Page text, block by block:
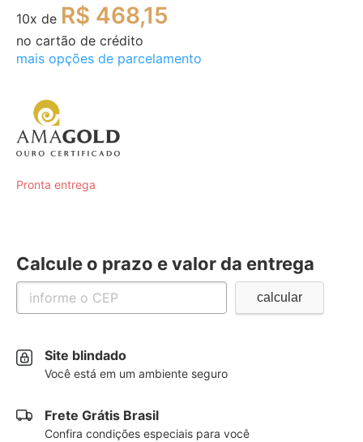
10x de R$ 468,15
no cartão de crédito
mais opções de parcelamento
Pronta entrega
Calcule o prazo e valor da entrega
Site blindado
Você está em um ambiente seguro
Frete Grátis Brasil
Confira condições especiais para você